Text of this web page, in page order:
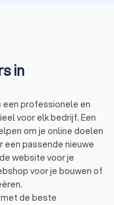
in
een professionele en
voor elk bedrijf. Een
om je online doelen
een passende nieuwe
website voor je
voor je bouwen of
de beste